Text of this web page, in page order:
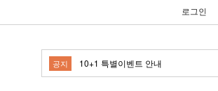
로그인
공지 견적서출력 안내